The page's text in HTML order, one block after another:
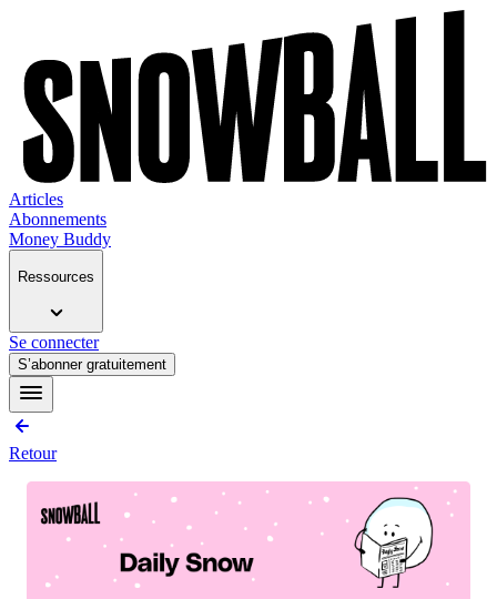
Articles
Abonnements
Money Buddy
Ressources
Se connecter
S’abonner gratuitement
Retour